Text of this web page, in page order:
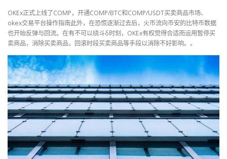
OKEx正式上线了COMP，开通COMP/BTC和COMP/USDT买卖商品市场、
okex交易平台操作指南此外，在恐慌逐渐过去后，火币流向币安的比特币数据
也开始反弹与回流。在有不可以绕斗δ时刻，OKEx有权觉得合适而运用暂停买
卖商品，消除买卖商品，回滚时段买卖商品等手段以消除不好影响。。